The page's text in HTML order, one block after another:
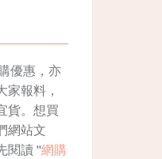
優惠，亦
家報料，
貨。想買
網站文
閱讀 "網購